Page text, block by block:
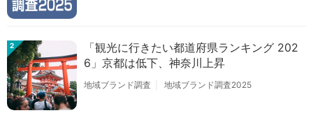
2
「観光に行きたい都道府県ランキング 202
6」京都は低下、神奈川上昇
地域ブランド調査 地域ブランド調査2025